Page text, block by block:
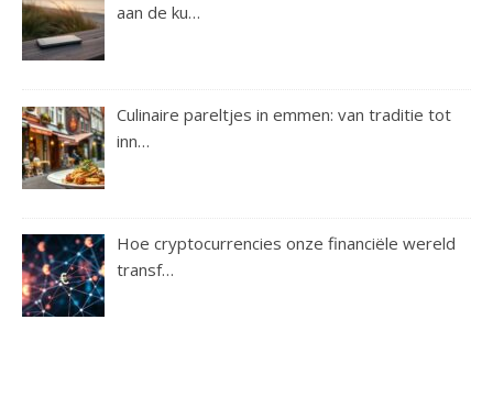
aan de ku…
Culinaire pareltjes in emmen: van traditie tot
inn…
Hoe cryptocurrencies onze financiële wereld
transf…